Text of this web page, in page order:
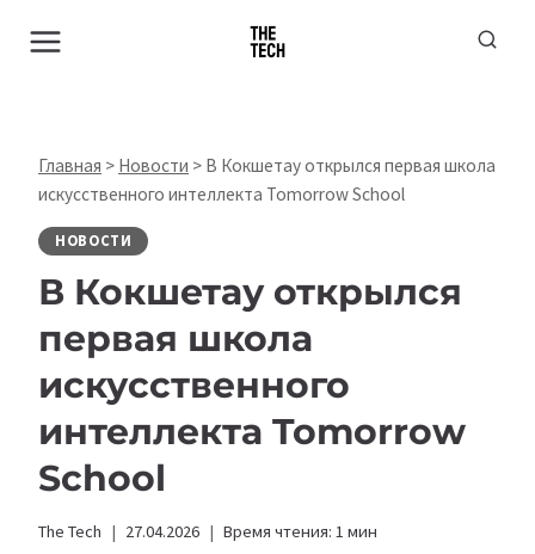
Главная > Новости > В Кокшетау открылся первая школа
искусственного интеллекта Tomorrow School
НОВОСТИ
В Кокшетау открылся
первая школа
искусственного
интеллекта Tomorrow
School
The Tech 27.04.2026 Время чтения: 1 мин